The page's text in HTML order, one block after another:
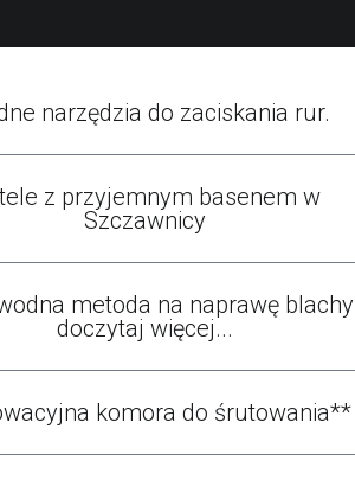
narzędzia do zaciskania rur.
z przyjemnym basenem w
Szczawnicy
metoda na naprawę blachy
doczytaj więcej...
komora do śrutowania**